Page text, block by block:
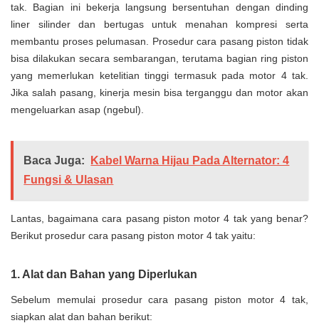
tak. Bagian ini bekerja langsung bersentuhan dengan dinding
liner silinder dan bertugas untuk menahan kompresi serta
membantu proses pelumasan. Prosedur cara pasang piston tidak
bisa dilakukan secara sembarangan, terutama bagian ring piston
yang memerlukan ketelitian tinggi termasuk pada motor 4 tak.
Jika salah pasang, kinerja mesin bisa terganggu dan motor akan
mengeluarkan asap (ngebul).
Baca Juga:
Kabel Warna Hijau Pada Alternator: 4
Fungsi & Ulasan
Lantas, bagaimana cara pasang piston motor 4 tak yang benar?
Berikut prosedur cara pasang piston motor 4 tak yaitu:
1. Alat dan Bahan yang Diperlukan
Sebelum memulai prosedur cara pasang piston motor 4 tak,
siapkan alat dan bahan berikut: